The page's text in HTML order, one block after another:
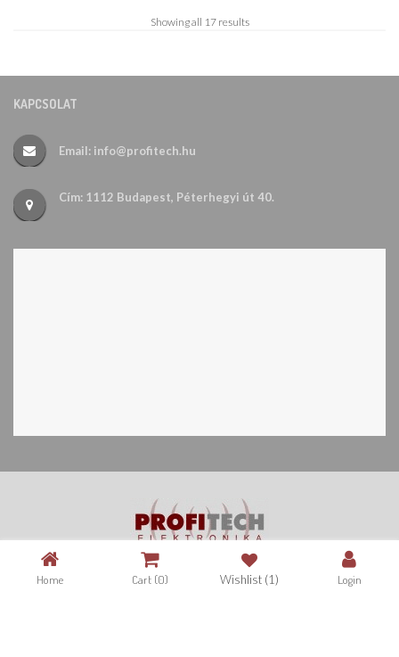
Showing all 17 results
KAPCSOLAT
Email: info@profitech.hu
Cím: 1112 Budapest, Péterhegyi út 40.
Copyright©2026. All Rights Reserved. Designed by Websas.hu Kft.
Home Cart (0) Wishlist (1) Login